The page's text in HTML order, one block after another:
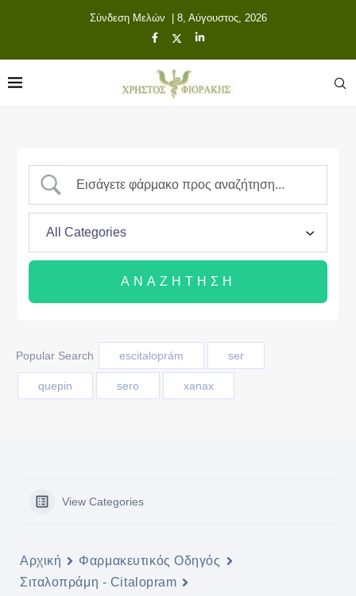
Σύνδεση Μελών | 8, Αύγουστος, 2026
Popular Search escitaloprám ser
quepin sero xanax
View Categories
Αρχική
Φαρμακευτικός Οδηγός
Σιταλοπράμη - Citalopram